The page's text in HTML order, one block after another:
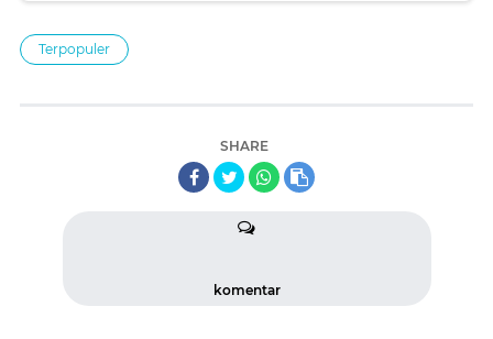
Terpopuler
SHARE
komentar